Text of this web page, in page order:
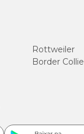
Rottweiler
Border Collie